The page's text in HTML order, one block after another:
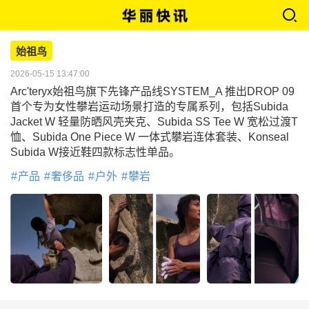
始祖鸟
2026-05-15 13:47:00
Arc'teryx始祖鸟旗下先锋产品线SYSTEM_A 推出DROP 09
首个专为女性攀岩运动场景打造的专属系列，包括Subida
Jacket W 轻量防晒风壳夹克、Subida SS Tee W 宽松过渡T
恤、Subida One Piece W 一体式攀岩连体套装、Konseal
Subida W接近鞋四款标志性单品。
产品 奢侈品 户外 攀岩